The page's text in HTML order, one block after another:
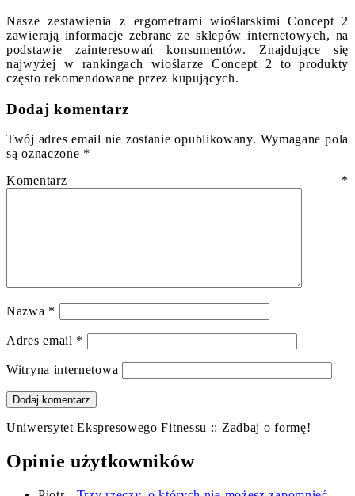
Nasze zestawienia z ergometrami wioślarskimi Concept 2
zawierają informacje zebrane ze sklepów internetowych, na
podstawie zainteresowań konsumentów. Znajdujące się
najwyżej w rankingach wioślarze Concept 2 to produkty
często rekomendowane przez kupujących.
Dodaj komentarz
Twój adres email nie zostanie opublikowany. Wymagane pola
są oznaczone *
Komentarz *
Nazwa *
Adres email *
Witryna internetowa
Uniwersytet Ekspresowego Fitnessu :: Zadbaj o formę!
Opinie użytkowników